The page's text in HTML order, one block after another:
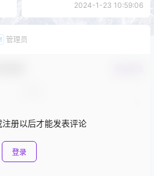
2024-1-23 10:59:06
管理员
册以后才能发表评论
登录